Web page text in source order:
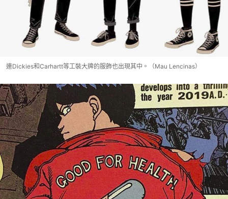
連Dickies和Carhartt等工裝大牌的服飾也出現其中。（Mau Lencinas）